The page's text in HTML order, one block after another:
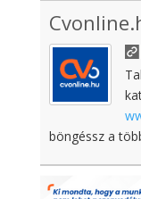
böngéssz a